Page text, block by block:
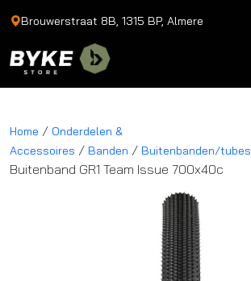
Brouwerstraat 8B, 1315 BP, Almere
Home / Onderdelen &
Accessoires / Banden / Buitenbanden/tubes
Buitenband GR1 Team Issue 700x40c